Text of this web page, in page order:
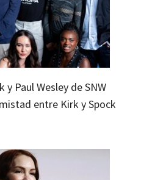
y Paul Wesley de SNW
entre Kirk y Spock